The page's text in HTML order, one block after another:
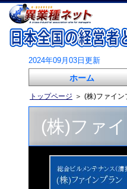
2024年09月03日更新
ホーム
トップページ ＞ (株)ファイン
(株)ファ